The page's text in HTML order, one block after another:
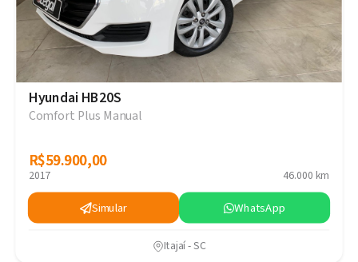
Hyundai HB20S
Comfort Plus Manual
R$59.900,00
R$59.900,00
2017 46.000 km
Simular WhatsApp
Itajaí - SC